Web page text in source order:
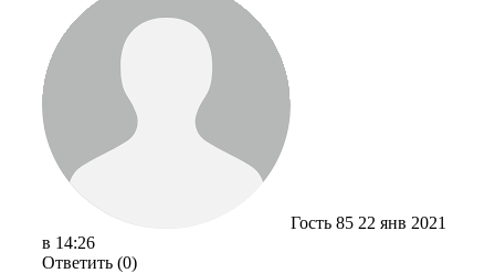
Гость 85 22 янв 2021
в 14:26
Ответить (0)